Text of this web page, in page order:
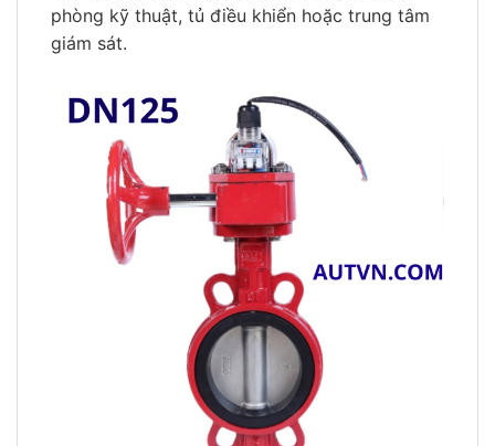
phòng kỹ thuật, tủ điều khiển hoặc trung tâm
giám sát.